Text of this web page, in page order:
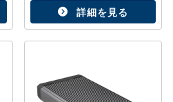
詳細を見る